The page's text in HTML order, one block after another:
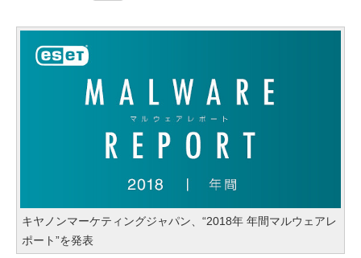
キヤノンマーケティングジャパン、“2018年 年間マルウェアレ
ポート”を発表